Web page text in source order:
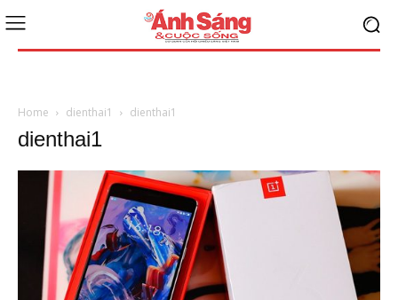
Home dienthai1 dienthai1
dienthai1